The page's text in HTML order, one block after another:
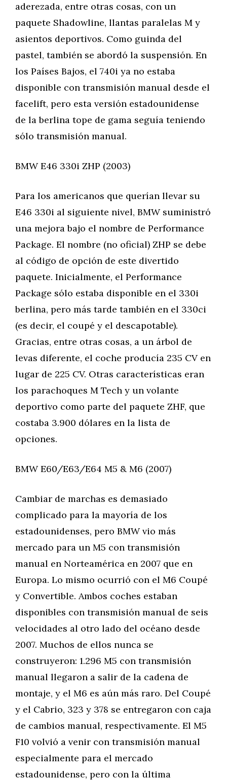
aderezada, entre otras cosas, con un
paquete Shadowline, llantas paralelas M y
asientos deportivos. Como guinda del
pastel, también se abordó la suspensión. En
los Países Bajos, el 740i ya no estaba
disponible con transmisión manual desde el
facelift, pero esta versión estadounidense
de la berlina tope de gama seguía teniendo
sólo transmisión manual.
BMW E46 330i ZHP (2003)
Para los americanos que querían llevar su
E46 330i al siguiente nivel, BMW suministró
una mejora bajo el nombre de Performance
Package. El nombre (no oficial) ZHP se debe
al código de opción de este divertido
paquete. Inicialmente, el Performance
Package sólo estaba disponible en el 330i
berlina, pero más tarde también en el 330ci
(es decir, el coupé y el descapotable).
Gracias, entre otras cosas, a un árbol de
levas diferente, el coche producía 235 CV en
lugar de 225 CV. Otras características eran
los parachoques M Tech y un volante
deportivo como parte del paquete ZHF, que
costaba 3.900 dólares en la lista de
opciones.
BMW E60/E63/E64 M5 & M6 (2007)
Cambiar de marchas es demasiado
complicado para la mayoría de los
estadounidenses, pero BMW vio más
mercado para un M5 con transmisión
manual en Norteamérica en 2007 que en
Europa. Lo mismo ocurrió con el M6 Coupé
y Convertible. Ambos coches estaban
disponibles con transmisión manual de seis
velocidades al otro lado del océano desde
2007. Muchos de ellos nunca se
construyeron: 1.296 M5 con transmisión
manual llegaron a salir de la cadena de
montaje, y el M6 es aún más raro. Del Coupé
y el Cabrio, 323 y 378 se entregaron con caja
de cambios manual, respectivamente. El M5
F10 volvió a venir con transmisión manual
especialmente para el mercado
estadounidense, pero con la última